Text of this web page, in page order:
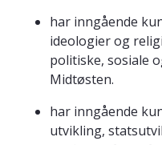
har inngående
ideologier og
politiske, sosiale
Midtøsten.
har inngående
utvikling,